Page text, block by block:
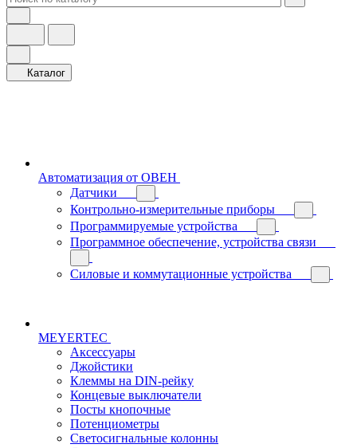
Каталог
Автоматизация от ОВЕН
Датчики
Контрольно-измерительные приборы
Программируемые устройства
Программное обеспечение, устройства связи
Силовые и коммутационные устройства
MEYERTEC
Аксессуары
Джойстики
Клеммы на DIN-рейку
Концевые выключатели
Посты кнопочные
Потенциометры
Светосигнальные колонны